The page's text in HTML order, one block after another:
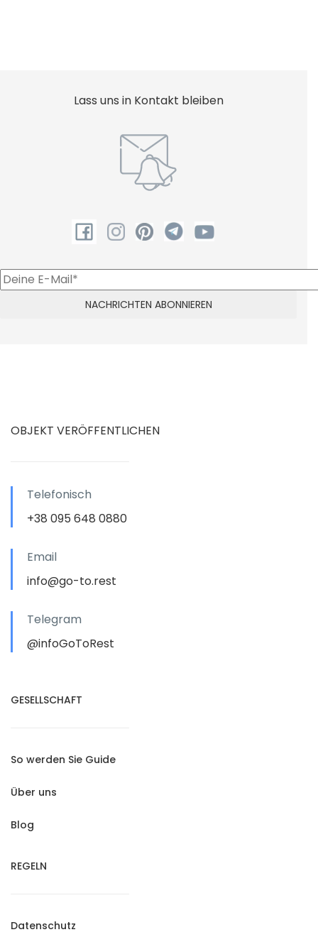
Lass uns in Kontakt bleiben
OBJEKT VERÖFFENTLICHEN
Telefonisch
+38 095 648 0880
Email
info@go-to.rest
Telegram
@infoGoToRest
GESELLSCHAFT
So werden Sie Guide
Über uns
Blog
REGELN
Datenschutz